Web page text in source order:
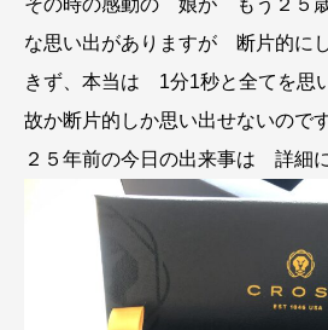
その時の感動の 娘が もう２５
な思い出がありますが 断片的に
きず、本当は 1分1秒と全てを思
故か断片的しか思い出せないので
２５年前の今日の出来事は 詳細